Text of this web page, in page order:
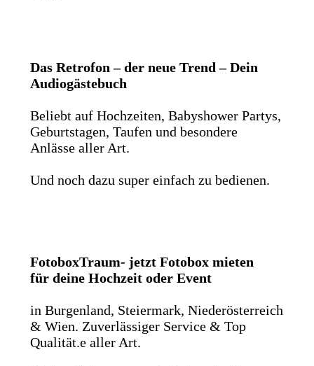
Das Retrofon – der neue Trend – Dein
Audiogästebuch
Beliebt auf Hochzeiten, Babyshower Partys,
Geburtstagen, Taufen und besondere
Anlässe aller Art.
Und noch dazu super einfach zu bedienen.
FotoboxTraum- jetzt Fotobox mieten
für deine Hochzeit oder Event
in Burgenland, Steiermark, Niederösterreich
& Wien. Zuverlässiger Service & Top
Qualität.e aller Art.